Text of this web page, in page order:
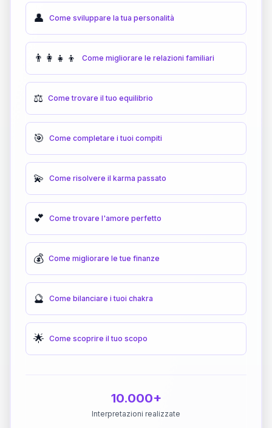
👤 Come sviluppare la tua personalità
👨‍👩‍👧‍👦 Come migliorare le relazioni familiari
⚖️ Come trovare il tuo equilibrio
🎯 Come completare i tuoi compiti
💫 Come risolvere il karma passato
💕 Come trovare l'amore perfetto
💰 Come migliorare le tue finanze
🔮 Come bilanciare i tuoi chakra
🌟 Come scoprire il tuo scopo
10.000+
Interpretazioni realizzate